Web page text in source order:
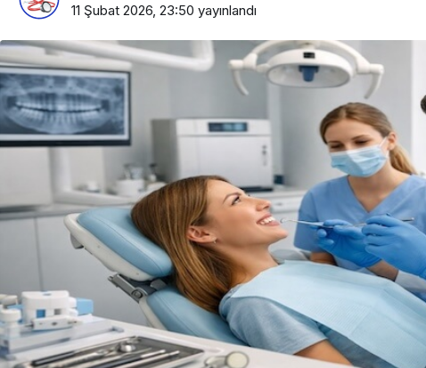
11 Şubat 2026, 23:50 yayınlandı